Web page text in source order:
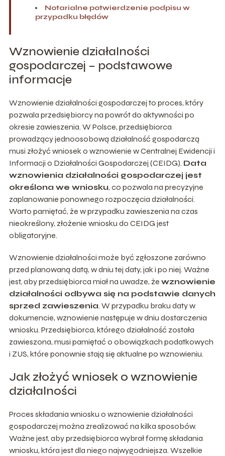
Notarialne potwierdzenie podpisu w
przypadku błędów
Wznowienie działalności
gospodarczej – podstawowe
informacje
Wznowienie działalności gospodarczej to proces, który
pozwala przedsiębiorcy na powrót do aktywności po
okresie zawieszenia. W Polsce, przedsiębiorca
prowadzący jednoosobową działalność gospodarczą
musi złożyć wniosek o wznowienie w Centralnej Ewidencji i
Informacji o Działalności Gospodarczej (CEIDG). Data
wznowienia działalności gospodarczej jest
określona we wniosku, co pozwala na precyzyjne
zaplanowanie ponownego rozpoczęcia działalności.
Warto pamiętać, że w przypadku zawieszenia na czas
nieokreślony, złożenie wniosku do CEIDG jest
obligatoryjne.
Wznowienie działalności może być zgłoszone zarówno
przed planowaną datą, w dniu tej daty, jak i po niej. Ważne
jest, aby przedsiębiorca miał na uwadze, że wznowienie
działalności odbywa się na podstawie danych
sprzed zawieszenia. W przypadku braku daty w
dokumencie, wznowienie następuje w dniu dostarczenia
wniosku. Przedsiębiorca, którego działalność została
zawieszona, musi pamiętać o obowiązkach podatkowych
i ZUS, które ponownie stają się aktualne po wznowieniu.
Jak złożyć wniosek o wznowienie
działalności
Proces składania wniosku o wznowienie działalności
gospodarczej można zrealizować na kilka sposobów.
Ważne jest, aby przedsiębiorca wybrał formę składania
wniosku, która jest dla niego najwygodniejsza. Wszelkie